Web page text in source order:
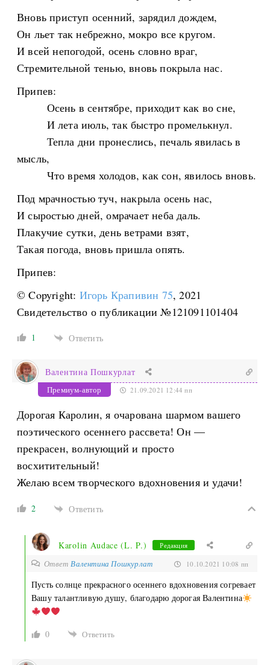
Вновь приступ осенний, зарядил дождем,
Он льет так небрежно, мокро все кругом.
И всей непогодой, осень словно враг,
Стремительной тенью, вновь покрыла нас.
Припев:
Осень в сентябре, приходит как во сне,
И лета июль, так быстро промелькнул.
Тепла дни пронеслись, печаль явилась в
мысль,
Что время холодов, как сон, явилось вновь.
Под мрачностью туч, накрыла осень нас,
И сыростью дней, омрачает неба даль.
Плакучие сутки, день ветрами взят,
Такая погода, вновь пришла опять.
Припев:
© Copyright: Игорь Крапивин 75, 2021
Свидетельство о публикации №121091101404
1 Ответить
Валентина Пошкурлат
Премиум-автор 21.09.2021 12:44 пп
Дорогая Каролин, я очарована шармом вашего
поэтического осеннего рассвета! Он —
прекрасен, волнующий и просто
восхитительный!
Желаю всем творческого вдохновения и удачи!
2 Ответить
Karolin Audace (L. P.) Редакция
ОтветВалентина Пошкурлат 10.10.2021 10:08 пп
Пусть солнце прекрасного осеннего вдохновения согревает
Вашу талантливую душу, благодарю дорогая Валентина
0 Ответить